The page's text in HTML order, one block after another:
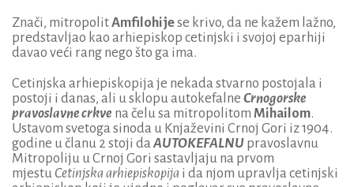
Znači, mitropolitAmfilohijese krivo, da ne kažem lažno,
predstavljao kao arhiepiskop cetinjski i svojoj eparhiji
davao veći rang nego što ga ima.
Cetinjska arhiepiskopija je nekada stvarno postojala i
postoji i danas, ali u sklopu autokefalne Crnogorske
pravoslavne crkve na čelu sa mitropolitom Mihailom.
Ustavom svetoga sinoda u Knjaževini Crnoj Gori iz 1904.
godine u članu 2 stoji da AUTOKEFALNU pravoslavnu
Mitropoliju u Crnoj Gori sastavljaju na prvom
mjestu Cetinjska arhiepiskopija i da njom upravlja cetinjski